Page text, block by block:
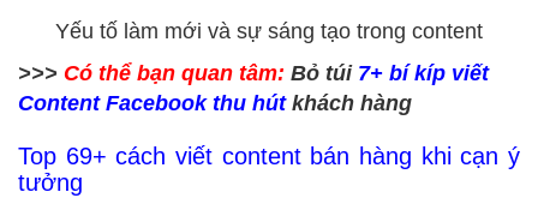
Yếu tố làm mới và sự sáng tạo trong content
>>> Có thể bạn quan tâm: Bỏ túi 7+ bí kíp viết
Content Facebook thu hútkhách hàng
Top 69+ cách viết content bán hàng khi cạn ý
tưởng